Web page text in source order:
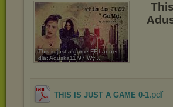
This is just a game FF,banner
dla: Aduska11.97 Wy ...
THIS IS JUST A GAME 0-1.pdf